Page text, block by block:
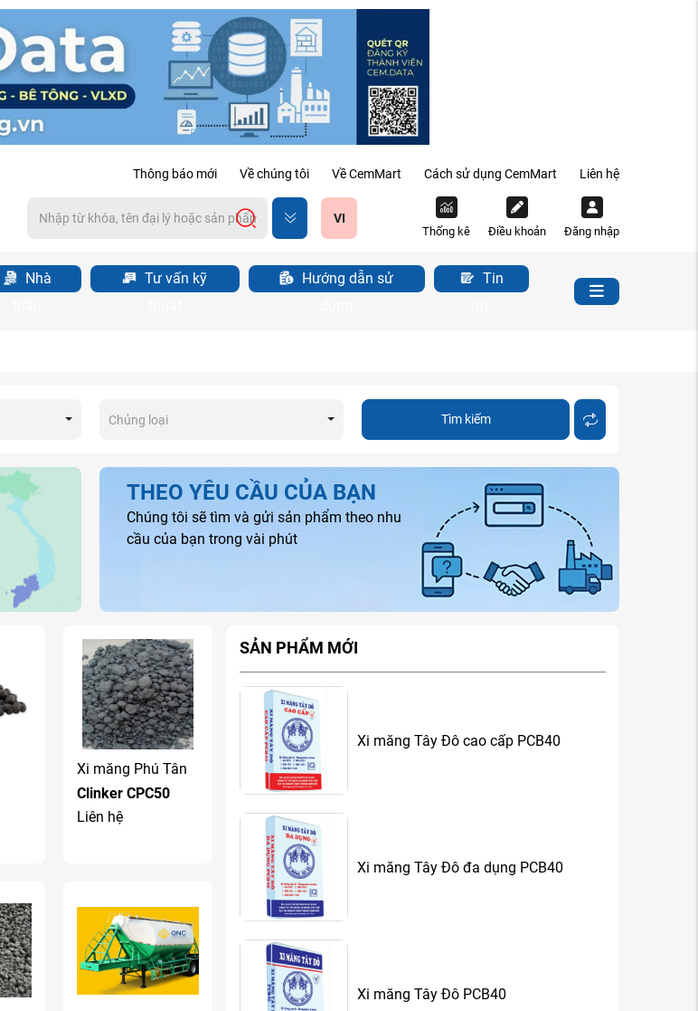
Thông báo mới Về chúng tôi Về CemMart Cách sử dụng CemMart Liên hệ
VI
Thống kê Điều khoản Đăng nhập
Nhà
Tư vấn kỹ
Hướng dẫn sử
Tin
Chủng loại Tìm kiếm
THEO YÊU CẦU CỦA BẠN
Chúng tôi sẽ tìm và gửi sản phẩm theo nhu
cầu của bạn trong vài phút
Xi măng Phú Tân
Clinker CPC50
Liên hệ
SẢN PHẨM MỚI
Xi măng Tây Đô cao cấp PCB40
Xi măng Tây Đô đa dụng PCB40
Xi măng Tây Đô PCB40